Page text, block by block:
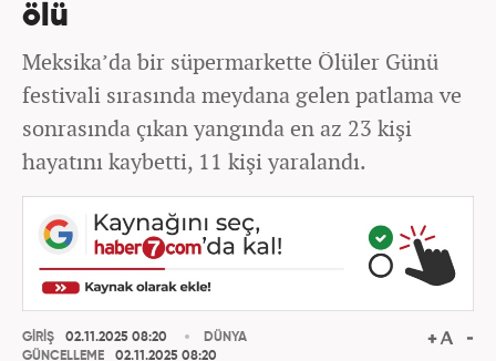
ölü
Meksika’da bir süpermarkette Ölüler Günü
festivali sırasında meydana gelen patlama ve
sonrasında çıkan yangında en az 23 kişi
hayatını kaybetti, 11 kişi yaralandı.
GİRİŞ
02.11.2025 08:20
GÜNCELLEME
02.11.2025 08:20
DÜNYA